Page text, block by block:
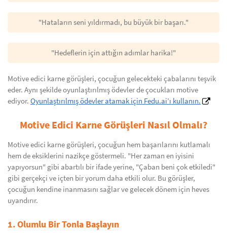
"Hataların seni yıldırmadı, bu büyük bir başarı."
"Hedeflerin için attığın adımlar harika!"
Motive edici karne görüşleri, çocuğun gelecekteki çabalarını teşvik
eder. Aynı şekilde oyunlaştırılmış ödevler de çocukları motive
ediyor. Oyunlaştırılmış ödevler atamak için Fedu.ai’ı kullanın.
Motive Edici Karne Görüşleri Nasıl Olmalı?
Motive edici karne görüşleri, çocuğun hem başarılarını kutlamalı
hem de eksiklerini nazikçe göstermeli. "Her zaman en iyisini
yapıyorsun" gibi abartılı bir ifade yerine, "Çaban beni çok etkiledi"
gibi gerçekçi ve içten bir yorum daha etkili olur. Bu görüşler,
çocuğun kendine inanmasını sağlar ve gelecek dönem için heves
uyandırır.
1. Olumlu Bir Tonla Başlayın